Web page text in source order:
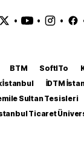
• • •
BTM SoftITo
İstanbul
İDTM
Sultan Tesisleri
Ticaret